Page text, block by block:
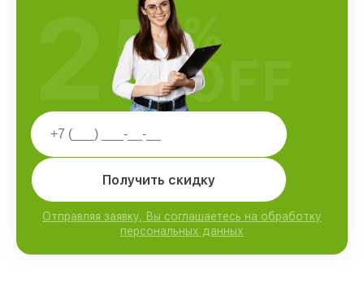
Получить скидку
Отправляя заявку, Вы соглашаетесь на обработку
персональных данных
25%
OFF